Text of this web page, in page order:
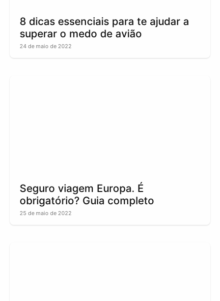
8 dicas essenciais para te ajudar a
superar o medo de avião
24 de maio de 2022
Seguro viagem Europa. É
obrigatório? Guia completo
25 de maio de 2022